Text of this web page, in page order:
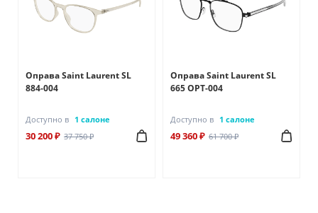
Оправа Saint Laurent SL
884-004
Доступно в 1 салоне
30 200 ₽ 37 750 ₽
Оправа Saint Laurent SL
665 OPT-004
Доступно в 1 салоне
49 360 ₽ 61 700 ₽